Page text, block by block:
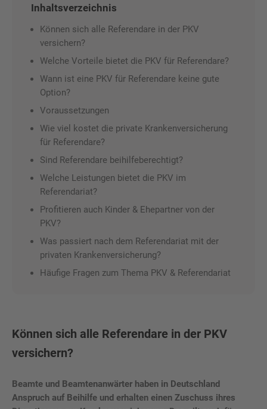
Inhaltsverzeichnis
Können sich alle Referendare in der PKV
versichern?
Welche Vorteile bietet die PKV für Referendare?
Wann ist eine PKV für Referendare keine gute
Option?
Voraussetzungen
Wie viel kostet die private Krankenversicherung
für Referendare?
Sind Referendare beihilfeberechtigt?
Welche Leistungen bietet die PKV im
Referendariat?
Profitieren auch Kinder & Ehepartner von der
PKV?
Was passiert nach dem Referendariat mit der
privaten Krankenversicherung?
Häufige Fragen zum Thema PKV & Referendariat
Können sich alle Referendare in der PKV
versichern?
Beamte und Beamtenanwärter haben in Deutschland
Anspruch auf Beihilfe und erhalten einen Zuschuss ihres